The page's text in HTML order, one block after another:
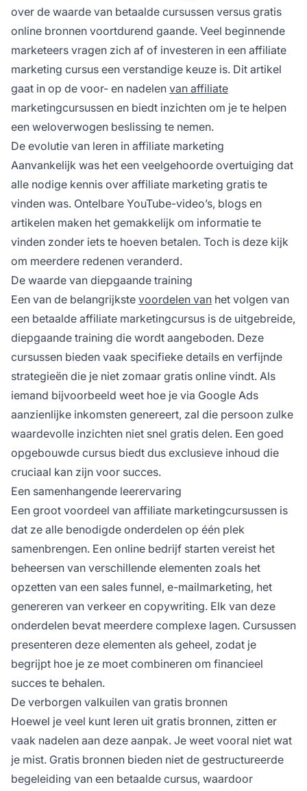
over de waarde van betaalde cursussen versus gratis
online bronnen voortdurend gaande. Veel beginnende
marketeers vragen zich af of investeren in een affiliate
marketing cursus een verstandige keuze is. Dit artikel
gaat in op de voor- en nadelen van affiliate
marketingcursussen en biedt inzichten om je te helpen
een weloverwogen beslissing te nemen.
De evolutie van leren in affiliate marketing
Aanvankelijk was het een veelgehoorde overtuiging dat
alle nodige kennis over affiliate marketing gratis te
vinden was. Ontelbare YouTube-video’s, blogs en
artikelen maken het gemakkelijk om informatie te
vinden zonder iets te hoeven betalen. Toch is deze kijk
om meerdere redenen veranderd.
De waarde van diepgaande training
Een van de belangrijkste voordelen van het volgen van
een betaalde affiliate marketingcursus is de uitgebreide,
diepgaande training die wordt aangeboden. Deze
cursussen bieden vaak specifieke details en verfijnde
strategieën die je niet zomaar gratis online vindt. Als
iemand bijvoorbeeld weet hoe je via Google Ads
aanzienlijke inkomsten genereert, zal die persoon zulke
waardevolle inzichten niet snel gratis delen. Een goed
opgebouwde cursus biedt dus exclusieve inhoud die
cruciaal kan zijn voor succes.
Een samenhangende leerervaring
Een groot voordeel van affiliate marketingcursussen is
dat ze alle benodigde onderdelen op één plek
samenbrengen. Een online bedrijf starten vereist het
beheersen van verschillende elementen zoals het
opzetten van een sales funnel, e-mailmarketing, het
genereren van verkeer en copywriting. Elk van deze
onderdelen bevat meerdere complexe lagen. Cursussen
presenteren deze elementen als geheel, zodat je
begrijpt hoe je ze moet combineren om financieel
succes te behalen.
De verborgen valkuilen van gratis bronnen
Hoewel je veel kunt leren uit gratis bronnen, zitten er
vaak nadelen aan deze aanpak. Je weet vooral niet wat
je mist. Gratis bronnen bieden niet de gestructureerde
begeleiding van een betaalde cursus, waardoor